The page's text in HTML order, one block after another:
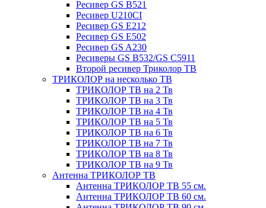
Ресивер GS B521
Ресивер U210CI
Ресивер GS E212
Ресивер GS E502
Ресивер GS A230
Ресиверы GS B532/GS C5911
Второй ресивер Триколор ТВ
ТРИКОЛОР на несколько ТВ
ТРИКОЛОР ТВ на 2 Тв
ТРИКОЛОР ТВ на 3 Тв
ТРИКОЛОР ТВ на 4 Тв
ТРИКОЛОР ТВ на 5 Тв
ТРИКОЛОР ТВ на 6 Тв
ТРИКОЛОР ТВ на 7 Тв
ТРИКОЛОР ТВ на 8 Тв
ТРИКОЛОР ТВ на 9 Тв
Антенна ТРИКОЛОР ТВ
Антенна ТРИКОЛОР ТВ 55 см.
Антенна ТРИКОЛОР ТВ 60 см.